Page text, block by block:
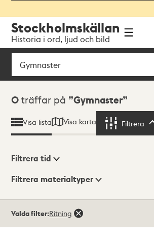
navigationen
huvudinnehållet
Stockholmskällan
Historia i ord, ljud och bild
Sök
Sökresultat
0 träffar på Gymnaster
Visa lista Visa karta Filtrera
Visningsläge
Filtrera tid
Filtrera materialtyper
träffar
Valda filter:Ritning